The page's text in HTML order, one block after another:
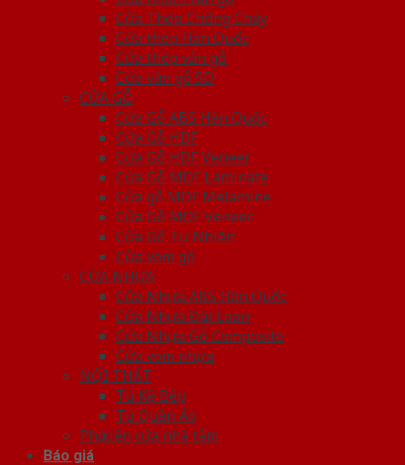
Cửa Thép Chống Cháy
Cửa thép Hàn Quốc
Cửa thép vân gỗ
Cửa vân gỗ 5D
CỬA GỖ
Cửa Gỗ ABS Hàn Quốc
Cửa Gỗ HDF
Cửa Gỗ HDF Veneer
Cửa Gỗ MDF Laminate
Cửa gỗ MDF Melamine
Cửa Gỗ MDF Veneer
Cửa Gỗ Tự Nhiên
Cửa vòm gỗ
CỬA NHỰA
Cửa Nhựa ABS Hàn Quốc
Cửa Nhựa Đài Loan
Cửa Nhựa Gỗ Composite
Cửa vòm nhựa
NỘI THẤT
Tủ Kệ Bếp
Tủ Quần Áo
Phụ kiện cửa nhà tắm
Báo giá